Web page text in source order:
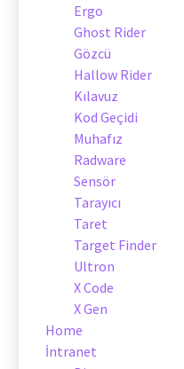
Ergo
Ghost Rider
Gözcü
Hallow Rider
Kılavuz
Kod Geçidi
Muhafız
Radware
Sensör
Tarayıcı
Taret
Target Finder
Ultron
X Code
X Gen
Home
İntranet